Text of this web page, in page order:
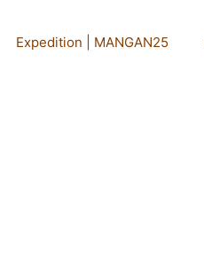
Expedition | MANGAN25